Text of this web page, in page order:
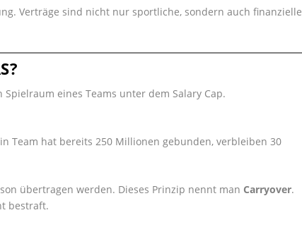
Verträge sind nicht nur sportliche, sondern auch finanzielle
eines Teams unter dem Salary Cap.
Team hat bereits 250 Millionen gebunden, verbleiben 30
übertragen werden. Dieses Prinzip nennt man Carryover.
bestraft.